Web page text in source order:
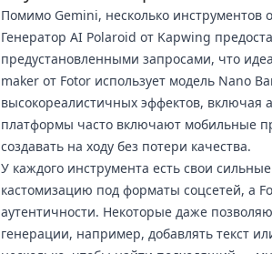
Помимо Gemini, несколько инструментов
Генератор AI Polaroid от Kapwing
предустановленными запросами, что
maker от Fotor использует модель Nano
высокореалистичных эффектов, включая
платформы часто включают мобильные
создавать на ходу без потери качества.
У каждого инструмента есть свои
кастомизацию под форматы соцсетей, а
аутентичности. Некоторые даже
генерации, например, добавлять текст